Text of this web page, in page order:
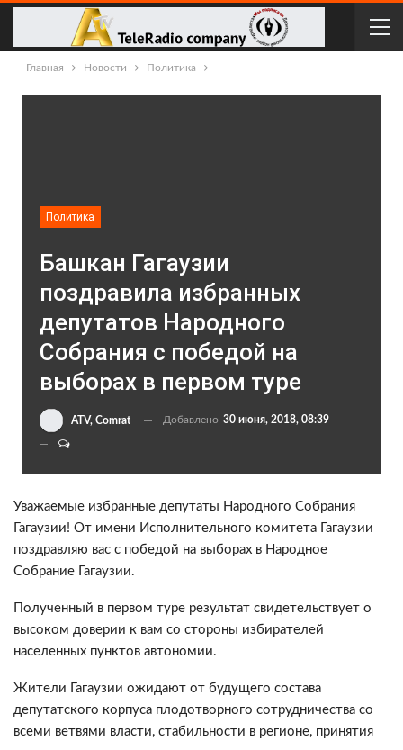
Главная Новости Политика
Политика
Башкан Гагаузии
поздравила избранных
депутатов Народного
Собрания с победой на
выборах в первом туре
ATV, Comrat Добавлено 30 июня, 2018, 08:39
Уважаемые избранные депутаты Народного Собрания
Гагаузии! От имени Исполнительного комитета Гагаузии
поздравляю вас с победой на выборах в Народное
Собрание Гагаузии.
Полученный в первом туре результат свидетельствует о
высоком доверии к вам со стороны избирателей
населенных пунктов автономии.
Жители Гагаузии ожидают от будущего состава
депутатского корпуса плодотворного сотрудничества со
всеми ветвями власти, стабильности в регионе, принятия